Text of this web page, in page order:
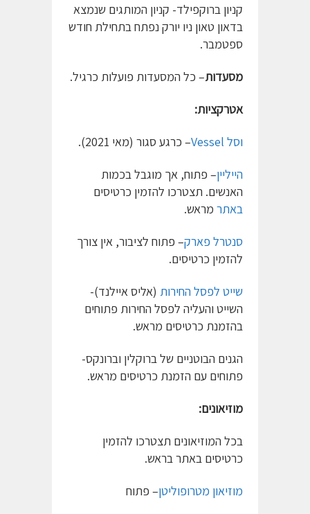
קניון ברוקפילד- קניון המותגים שנמצא
בדאון טאון ניו יורק נפתח בתחילת חודש
ספטמבר.
מסעדות– כל המסעדות פועלות כרגיל.
אטרקציות:
וסל Vessel – כרגע סגור (מאי 2021).
הייליין– פתוח, אך מוגבל בכמות
האנשים. תצטרכו להזמין כרטיסים
באתר מראש.
סנטרל פארק– פתוח לציבור, אין צורך
להזמין כרטיסים.
שייט לפסל החירות (אליס איילנד)-
השייט והעליה לפסל החירות פתוחים
בהזמנת כרטיסים מראש.
הגנים הבוטניים של ברוקלין וברונקס-
פתוחים עם הזמנת כרטיסים מראש.
מוזיאונים:
בכל המוזיאונים תצטרכו להזמין
כרטיסים באתר בראש.
מוזיאון מטרופוליטן– פתוח